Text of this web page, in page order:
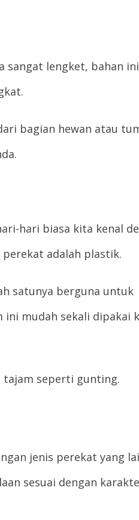
sangat lengket, bahan
bagian hewan atau
hari biasa kita kenal
adalah plastik.
satunya berguna untuk
ini mudah sekali dipakai
tajam seperti gunting.
jenis perekat yang
sesuai dengan